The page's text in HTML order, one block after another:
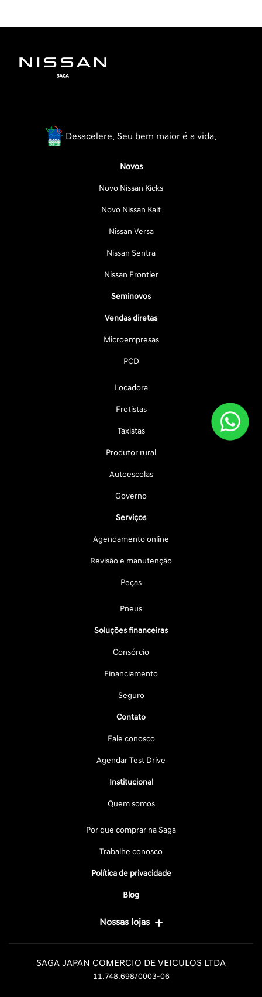
Desacelere. Seu bem maior é a vida.
Novos
Novo Nissan Kicks
Novo Nissan Kait
Nissan Versa
Nissan Sentra
Nissan Frontier
Seminovos
Vendas diretas
Microempresas
PCD
Locadora
Frotistas
Taxistas
Produtor rural
Autoescolas
Governo
Serviços
Agendamento online
Revisão e manutenção
Peças
Pneus
Soluções financeiras
Consórcio
Financiamento
Seguro
Contato
Fale conosco
Agendar Test Drive
Institucional
Quem somos
Por que comprar na Saga
Trabalhe conosco
Política de privacidade
Blog
Nossas lojas
SAGA JAPAN COMERCIO DE VEICULOS LTDA
11.748.698/0003-06